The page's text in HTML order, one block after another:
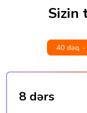
Sizin
40 dəq. -
8 dərs